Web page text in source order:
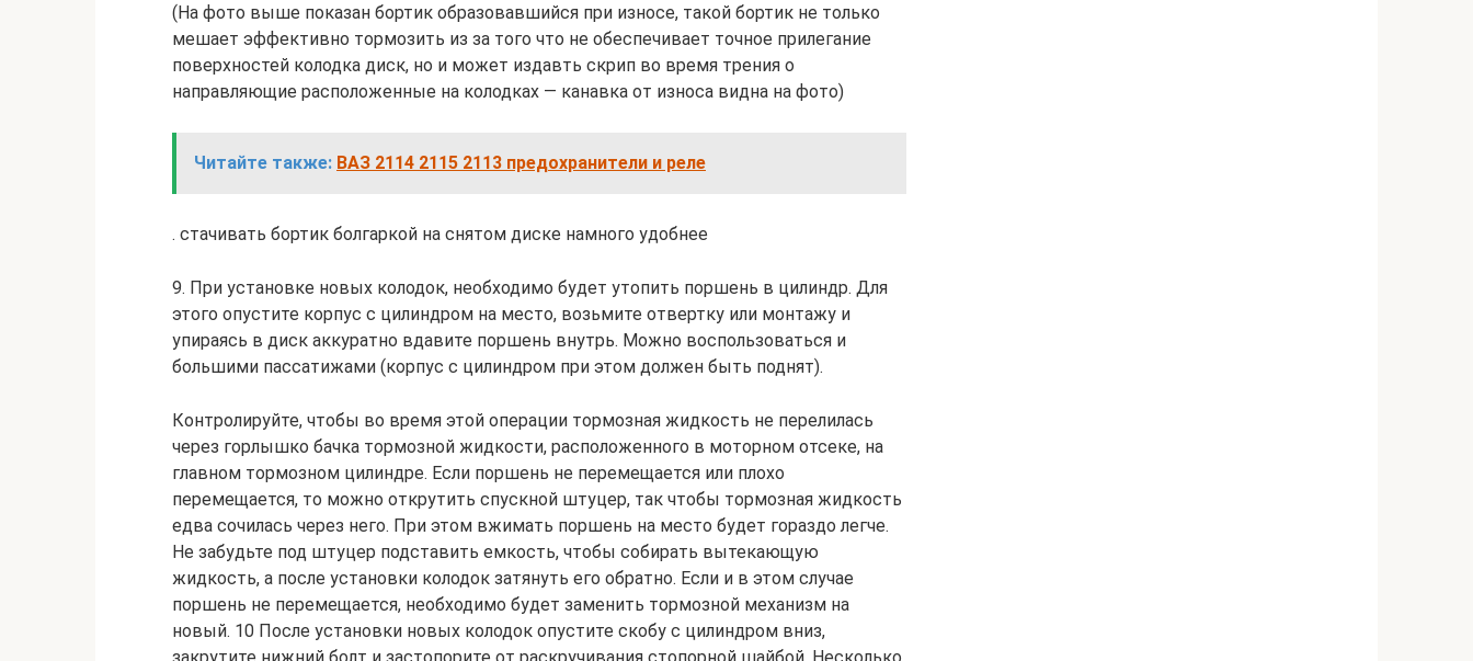
(На фото выше показан бортик образовавшийся при износе, такой бортик не только
мешает эффективно тормозить из за того что не обеспечивает точное прилегание
поверхностей колодка диск, но и может издавть скрип во время трения о
направляющие расположенные на колодках — канавка от износа видна на фото)
Читайте также: ВАЗ 2114 2115 2113 предохранители и реле
. стачивать бортик болгаркой на снятом диске намного удобнее
9. При установке новых колодок, необходимо будет утопить поршень в цилиндр. Для
этого опустите корпус с цилиндром на место, возьмите отвертку или монтажу и
упираясь в диск аккуратно вдавите поршень внутрь. Можно воспользоваться и
большими пассатижами (корпус с цилиндром при этом должен быть поднят).
Контролируйте, чтобы во время этой операции тормозная жидкость не перелилась
через горлышко бачка тормозной жидкости, расположенного в моторном отсеке, на
главном тормозном цилиндре. Если поршень не перемещается или плохо
перемещается, то можно открутить спускной штуцер, так чтобы тормозная жидкость
едва сочилась через него. При этом вжимать поршень на место будет гораздо легче.
Не забудьте под штуцер подставить емкость, чтобы собирать вытекающую
жидкость, а после установки колодок затянуть его обратно. Если и в этом случае
поршень не перемещается, необходимо будет заменить тормозной механизм на
новый. 10 После установки новых колодок опустите скобу с цилиндром вниз,
закрутите нижний болт и застопорите от раскручивания стопорной шайбой. Несколько